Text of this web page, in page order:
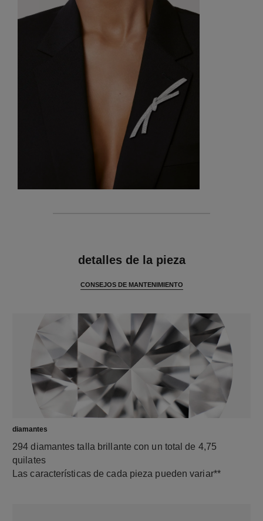
detalles de la pieza
CONSEJOS DE MANTENIMIENTO
diamantes
294 diamantes talla brillante con un total de 4,75
quilates
Las características de cada pieza pueden variar**